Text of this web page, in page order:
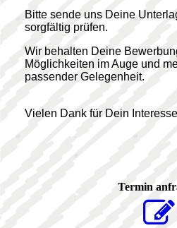
Bitte sende uns Deine
sorgfältig prüfen.
Wir behalten Deine
Möglichkeiten im Auge und
passender Gelegenheit.
Vielen Dank für Dein
Termin